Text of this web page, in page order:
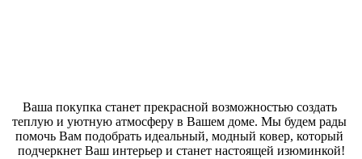
Ваша покупка станет прекрасной возможностью создать
теплую и уютную атмосферу в Вашем доме. Мы будем рады
помочь Вам подобрать идеальный, модный ковер, который
подчеркнет Ваш интерьер и станет настоящей изюминкой!